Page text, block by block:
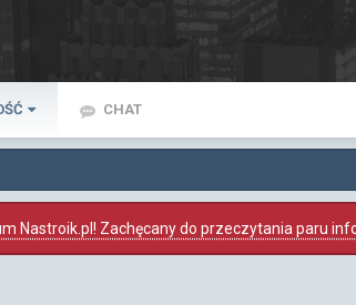
CHAT
Nastroik.pl! Zachęcany do przeczytania paru